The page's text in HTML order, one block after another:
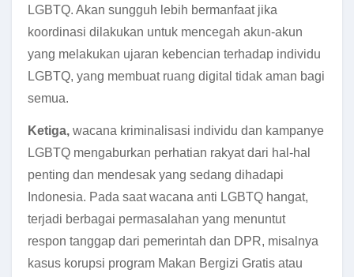
LGBTQ. Akan sungguh lebih bermanfaat jika
koordinasi dilakukan untuk mencegah akun-akun
yang melakukan ujaran kebencian terhadap individu
LGBTQ, yang membuat ruang digital tidak aman bagi
semua.
Ketiga, wacana kriminalisasi individu dan kampanye
LGBTQ mengaburkan perhatian rakyat dari hal-hal
penting dan mendesak yang sedang dihadapi
Indonesia. Pada saat wacana anti LGBTQ hangat,
terjadi berbagai permasalahan yang menuntut
respon tanggap dari pemerintah dan DPR, misalnya
kasus korupsi program Makan Bergizi Gratis atau